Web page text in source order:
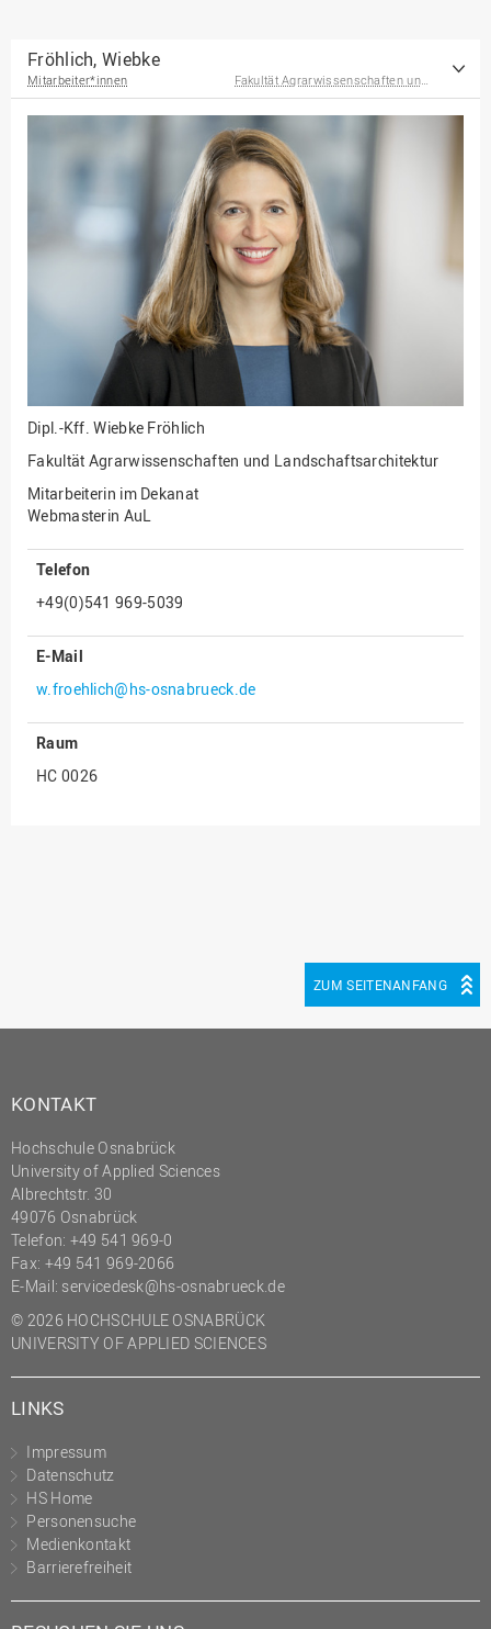
EU-Büro
Fakultät
Agrarwissenschaften und
Fakultät
Ingenieurwissenschaften
und Informatik
Fakultät Management,
Kultur und Technik
Fakultät Wirtschafts- und
Sozialwissenschaften
Forschung, Kooperation,
Drittmittel
Gebäude und Technik
Gesellschaftliches
Engagement
Gleichstellungsbüro
strategie
Innenrevision
IT Service Center
Kommunikation und
Präsidialbüro
Projekte des Präsidiums
(PMO)
Prozessmanagement
Recht
Science to Business GmbH
Studierendensekretariat
Studium und Lehre
Transfer- und
Innovationsmanagement
Fröhlich, Wiebke
Mitarbeiter*innen Fakultät Agrarwissenschaften und Landschaftsarchitektur
Dipl.-Kff.Wiebke Fröhlich
Fakultät Agrarwissenschaften und Landschaftsarchitektur
Mitarbeiterin im Dekanat
Webmasterin AuL
Telefon
+49(0)541 969-5039
E-Mail
w.froehlich@hs-osnabrueck.de
Raum
HC 0026
ZUM SEITENANFANG
KONTAKT
Hochschule Osnabrück
University of Applied Sciences
Albrechtstr. 30
49076 Osnabrück
Telefon: +49 541 969-0
Fax: +49 541 969-2066
E-Mail: servicedesk@hs-osnabrueck.de
© 2026 HOCHSCHULE OSNABRÜCK
UNIVERSITY OF APPLIED SCIENCES
LINKS
Impressum
Datenschutz
HS Home
Personensuche
Medienkontakt
Barrierefreiheit